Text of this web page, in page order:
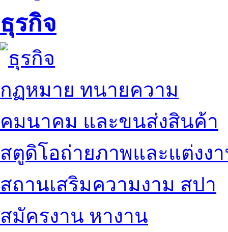
ธุรกิจ
กฏหมาย ทนายความ
คมนาคม และขนส่งสินค้า
สตูดิโอถ่ายภาพและแต่งง
สถานเสริมความงาม สปา
สมัครงาน หางาน